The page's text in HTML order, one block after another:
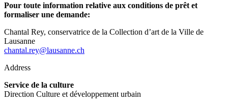
Pour toute information relative aux conditions de prêt et
formaliser une demande:
Chantal Rey, conservatrice de la Collection d’art de la Ville de
Lausanne
chantal.rey@lausanne.ch
Address
Service de la culture
Direction Culture et développement urbain